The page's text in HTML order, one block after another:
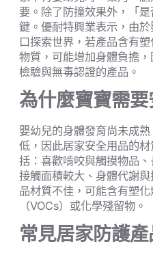
要。除了防撞效果外，「
鍵。優耐特興業表示，由
口探索世界，若產品含有
物質，可能增加身體負擔
檢驗與無毒認證的產品。
為什麼寶寶需要
嬰幼兒的身體發育尚未成
低，因此居家安全用品的
括：喜歡啃咬與觸摸物品
接觸面積較大、身體代謝
品材質不佳，可能含有塑
（VOCs）或化學殘留物。
常見居家防護